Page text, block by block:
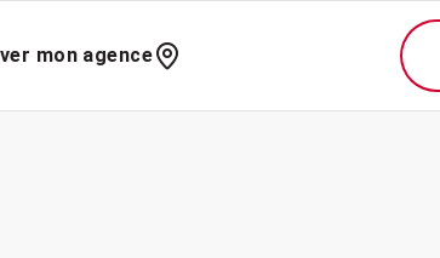
mon agence